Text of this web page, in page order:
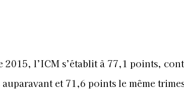
2015, l’ICM s’établit à 77,1 points,
et 71,6 points le même